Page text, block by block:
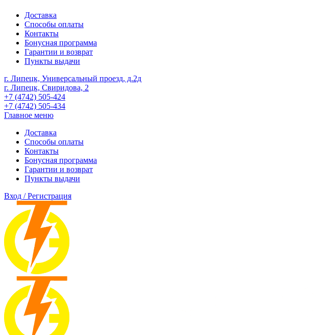
Доставка
Способы оплаты
Контакты
Бонусная программа
Гарантии и возврат
Пункты выдачи
г. Липецк, Универсальный проезд, д.2д
г. Липецк, Свиридова, 2
+7 (4742) 505-424
+7 (4742) 505-434
Главное меню
Доставка
Способы оплаты
Контакты
Бонусная программа
Гарантии и возврат
Пункты выдачи
Вход / Регистрация